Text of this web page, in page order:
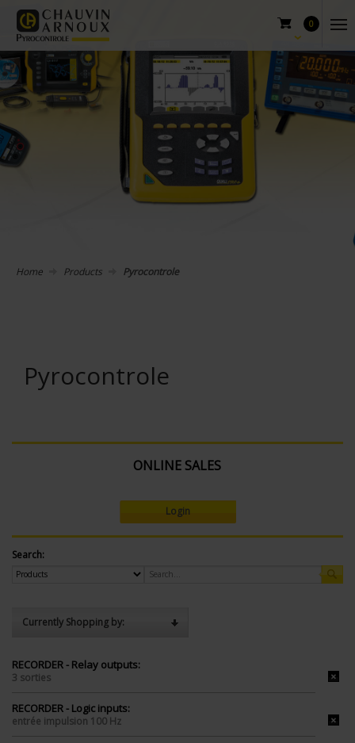
0
Home Products Pyrocontrole
Pyrocontrole
ONLINE SALES
Login
Search:
Currently Shopping by:
RECORDER - Relay outputs:
3 sorties
RECORDER - Logic inputs:
entrée impulsion 100 Hz